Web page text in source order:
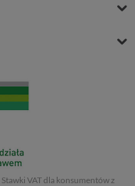
Stawki VAT dla konsumentów z